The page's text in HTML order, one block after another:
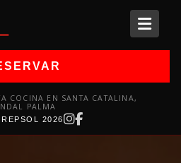
COCINA EN SANTA CATALINA,
PALMA
2026